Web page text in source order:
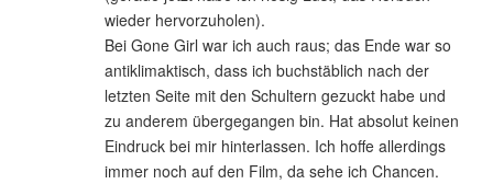
wieder hervorzuholen).
Bei Gone Girl war ich auch raus; das Ende war so
antiklimaktisch, dass ich buchstäblich nach der
letzten Seite mit den Schultern gezuckt habe und
zu anderem übergegangen bin. Hat absolut keinen
Eindruck bei mir hinterlassen. Ich hoffe allerdings
immer noch auf den Film, da sehe ich Chancen.